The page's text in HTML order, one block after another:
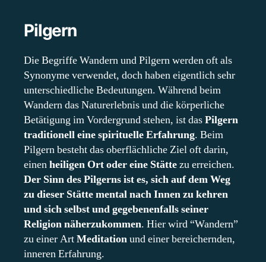
Pilgern
Die Begriffe Wandern und Pilgern werden oft als
Synonyme verwendet, doch haben eigentlich sehr
unterschiedliche Bedeutungen. Während beim
Wandern das Naturerlebnis und die körperliche
Betätigung im Vordergrund stehen, ist dasPilgern
traditionell eine spirituelle Erfahrung. Beim
Pilgern besteht das oberflächliche Ziel oft darin,
einenheiligen Ort oder eine Stättezu erreichen.
Der Sinn des Pilgerns ist es, sich auf dem Weg
zu dieser Stätte mental nach Innen zu kehren
und sich selbst und gegebenenfalls seiner
Religion näherzukommen. Hier wird “Wandern”
zu einer ArtMeditationund einer bereichernden,
inneren Erfahrung.